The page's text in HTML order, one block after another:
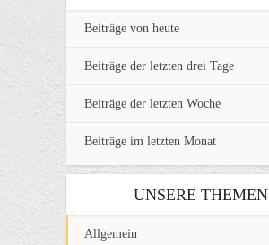
Beiträge von heute
Beiträge der letzten drei Tage
Beiträge der letzten Woche
Beiträge im letzten Monat
UNSERE THEMEN
Allgemein